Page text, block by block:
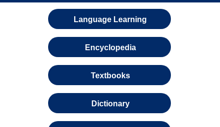
Language Learning
Encyclopedia
Textbooks
Dictionary